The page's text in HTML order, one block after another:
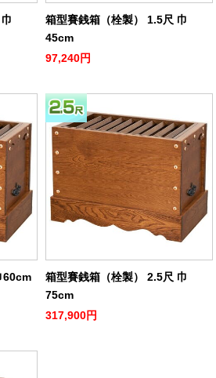
箱型賽銭箱（栓製） 1.5尺 巾
45cm
97,240円
60cm
箱型賽銭箱（栓製） 2.5尺 巾
75cm
317,900円